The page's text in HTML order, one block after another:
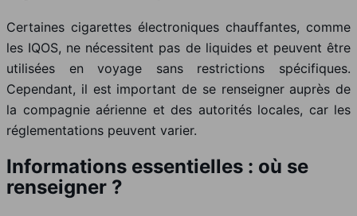
Certaines cigarettes électroniques chauffantes, comme
les IQOS, ne nécessitent pas de liquides et peuvent être
utilisées en voyage sans restrictions spécifiques.
Cependant, il est important de se renseigner auprès de
la compagnie aérienne et des autorités locales, car les
réglementations peuvent varier.
Informations essentielles : où se
renseigner ?